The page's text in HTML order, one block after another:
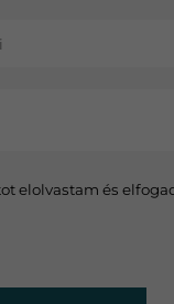
ot elolvastam és